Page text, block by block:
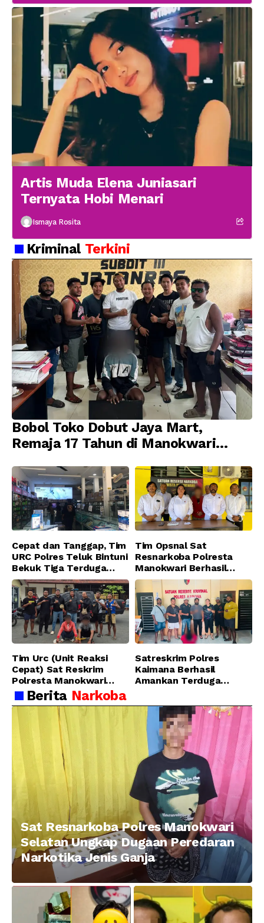
Artis Muda Elena Juniasari
Ternyata Hobi Menari
Ismaya Rosita
Kriminal Terkini
Bobol Toko Dobut Jaya Mart,
Remaja 17 Tahun di Manokwari
Jatanras Polda Papua Barat
Cepat dan Tanggap, Tim
URC Polres Teluk Bintuni
Bekuk Tiga Terduga
Pelaku Pencurian di SMA
Sanawesen
Tim Opsnal Sat
Resnarkoba Polresta
Manokwari Berhasil
Ungkap Kasus Tindak
Pidana Narkotika
Golongan I Jenis Shabu
di SP 4 Distrik Prafi kab.
Manokwari
Tim Urc (Unit Reaksi
Cepat) Sat Reskrim
Polresta Manokwari
Berhasil Tangkap 2
Pelaku Pengeroyokan di
Taman Ria kab.
Manokwari
Satreskrim Polres
Kaimana Berhasil
Amankan Terduga
Menggunakan Senjata
Tajam
Berita Narkoba
Sat Resnarkoba Polres Manokwari
Selatan Ungkap Dugaan Peredaran
Narkotika Jenis Ganja